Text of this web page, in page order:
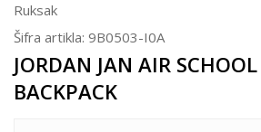
Ruksak
Šifra artikla: 9B0503-I0A
JORDAN JAN AIR SCHOOL
BACKPACK